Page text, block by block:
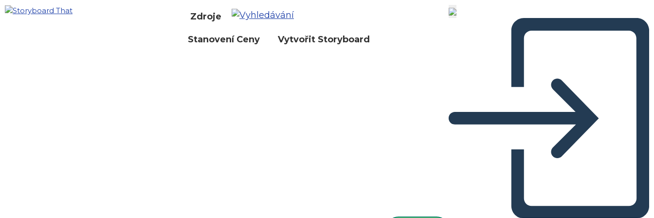
Zdroje
Stanovení Ceny Vytvořit Storyboard